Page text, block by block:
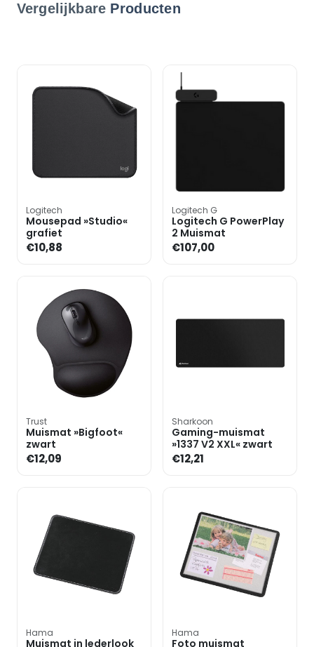
Vergelijkbare Producten
Logitech
Mousepad »Studio«
grafiet
€10,88
Logitech G
Logitech G PowerPlay
2 Muismat
€107,00
Trust
Muismat »Bigfoot«
zwart
€12,09
Sharkoon
Gaming-muismat
»1337 V2 XXL« zwart
€12,21
Hama
Muismat in lederlook
Hama
Foto muismat